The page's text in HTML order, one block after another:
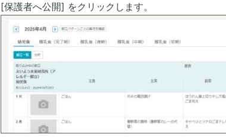
[保護者へ公開] をクリックします。